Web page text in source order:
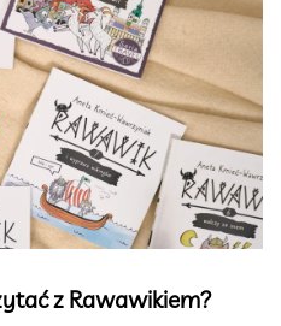
z Rawawikiem?